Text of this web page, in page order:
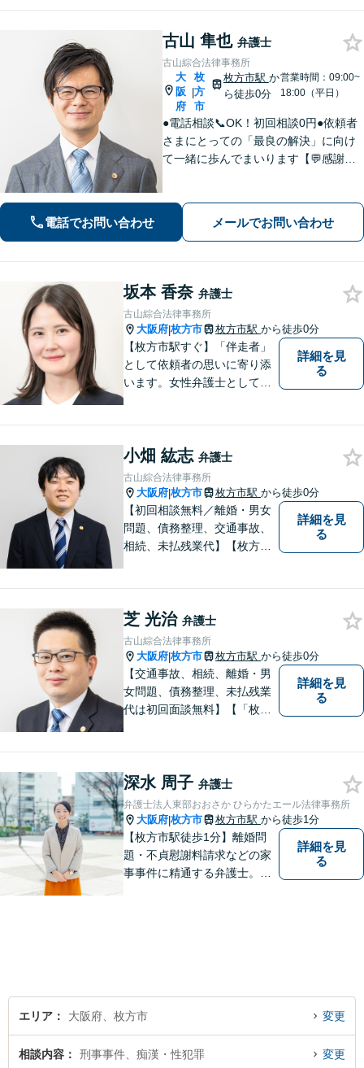
古山 隼也 弁護士
古山綜合法律事務所
大
阪
府
|
枚
方
市
枚方市駅 か
ら徒歩0分
営業時間：09:00~
18:00（平日）
●電話相談📞OK！初回相談0円●依頼者
さまにとっての「最良の解決」に向け
て一緒に歩んでまいります【💬感謝の
年以上】【土日祝日対応】【枚方市駅3
0秒／駅近で便利】
電話でお問い合わせ メールでお問い合わせ
坂本 香奈 弁護士
古山綜合法律事務所
大阪府|枚方市 枚方市駅 から徒歩0分
【枚方市駅すぐ】「伴走者」
として依頼者の思いに寄り添
います。女性弁護士としての
あればどうぞ気軽にお声がけ
ください。【オンライン・電
話相談可】【完全個室・防音
対応】
詳細を見
る
小畑 紘志 弁護士
古山綜合法律事務所
大阪府|枚方市 枚方市駅 から徒歩0分
【初回相談無料／離婚・男女
問題、債務整理、交通事故、
相続、未払残業代】【枚方市
めのお手伝いをしています。
詳細を見
る
芝 光治 弁護士
古山綜合法律事務所
大阪府|枚方市 枚方市駅 から徒歩0分
【交通事故、相続、離婚・男
女問題、債務整理、未払残業
代は初回面談無料】【「枚方
ヒアリングし、あらゆる観点
から解決策をご提案してまい
ります。
詳細を見
る
深水 周子 弁護士
弁護士法人東部おおさか ひらかたエール法律事務所
大阪府|枚方市 枚方市駅 から徒歩1分
【枚方市駅徒歩1分】離婚問
題・不貞慰謝料請求などの家
事事件に精通する弁護士。依
詳細を見
る
エリア 大阪府、枚方市 変更
相談内容 刑事事件、痴漢・性犯罪 変更